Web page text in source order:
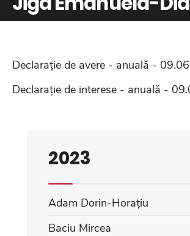
Declarație de avere - anuală -
Declarație de interese - anuală -
2023
Adam Dorin-Horațiu
Baciu Mircea